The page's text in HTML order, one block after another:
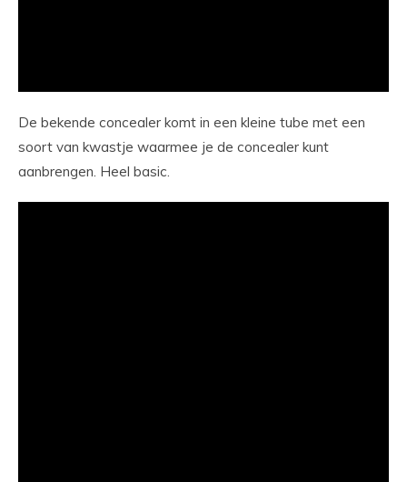
De bekende concealer komt in een kleine tube met een
soort van kwastje waarmee je de concealer kunt
aanbrengen. Heel basic.